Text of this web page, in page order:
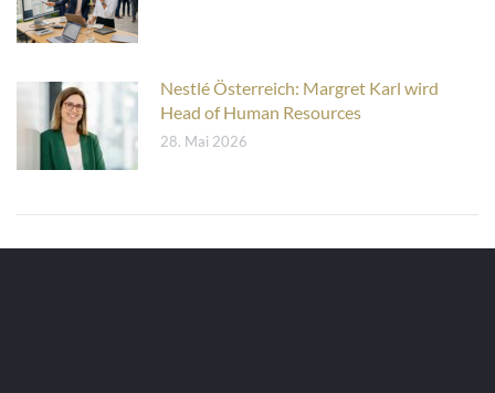
Nestlé Österreich: Margret Karl wird
Head of Human Resources
28. Mai 2026